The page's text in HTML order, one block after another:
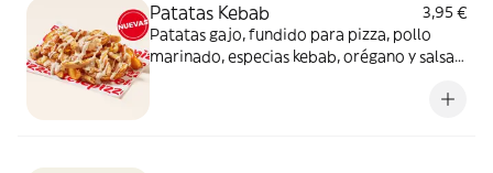
Patatas Kebab
3,95 €
Patatas gajo, fundido para pizza, pollo
marinado, especias kebab, orégano y salsa